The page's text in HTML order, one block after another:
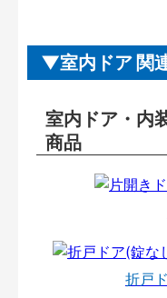
室内ドア 関
室内ドア・内
商品
折戸